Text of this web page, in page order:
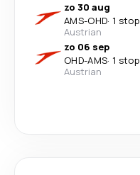
zo 30 aug
AMS-OHD· 1 stop
Austrian
zo 06 sep
OHD-AMS· 1 stop
Austrian